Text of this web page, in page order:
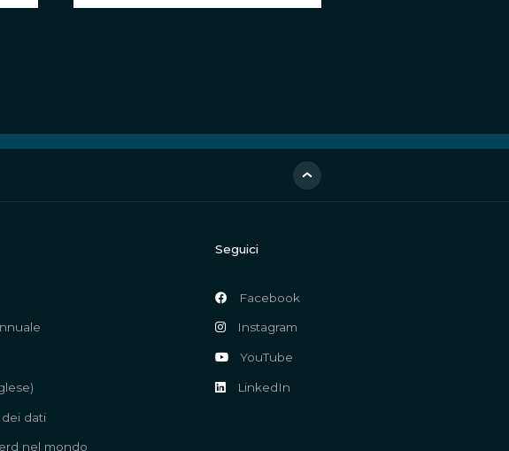
dati
nel mondo
Seguici
Facebook
Instagram
YouTube
LinkedIn